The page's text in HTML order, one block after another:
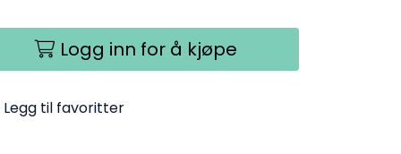
Logg inn for å kjøpe
Legg til favoritter